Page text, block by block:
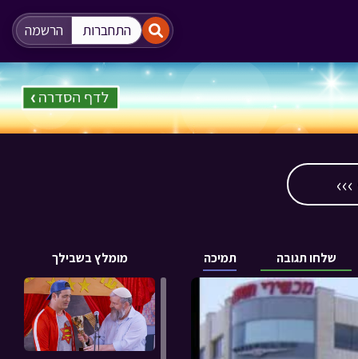
התחברות הרשמה
מומלץ בשבילך תמיכה שלחו תגובה